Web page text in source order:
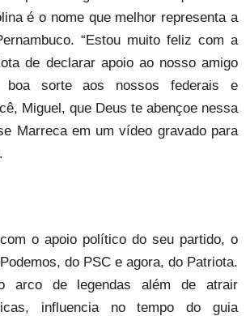
é o nome que melhor representa a
“Estou muito feliz com a
de declarar apoio ao nosso amigo
boa sorte aos nossos federais e
Miguel, que Deus te abençoe nessa
Marreca em um vídeo gravado para
o apoio político do seu partido, o
do PSC e agora, do Patriota.
arco de legendas além de atrair
influencia no tempo do guia